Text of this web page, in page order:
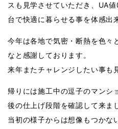
スも見学させていただき、UA
台で快適に暮らせる事を体感出
今年は各地で気密・断熱を色々
なと感謝しております。
来年またチャレンジしたい事も
帰りには施工中の逗子のマンシ
後の仕上げ段階を確認して来ま
当初の様子からは想像もつかな